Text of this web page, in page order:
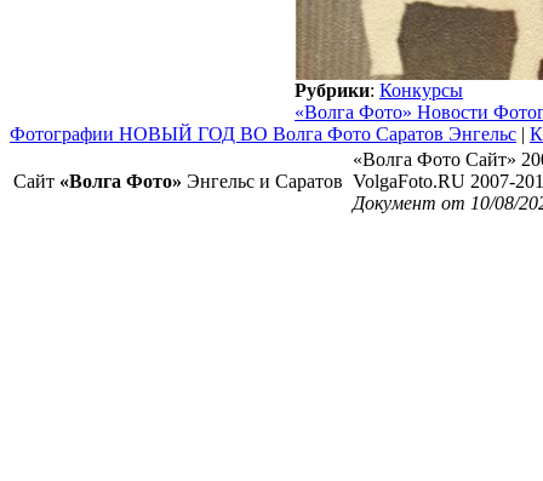
Рубрики: Конкурсы
«Волга Фото» Новости
Фотографии НОВЫЙ ГОД ВО Волга Фото Саратов Энгельс |
Сайт «Волга Фото» Энгельс и Саратов
«Волга Фото Сайт»
VolgaFoto.RU 2007-
Документ от 10/08/